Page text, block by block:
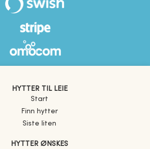
HYTTER TIL LEIE
Start
Finn hytter
Siste liten
HYTTER ØNSKES